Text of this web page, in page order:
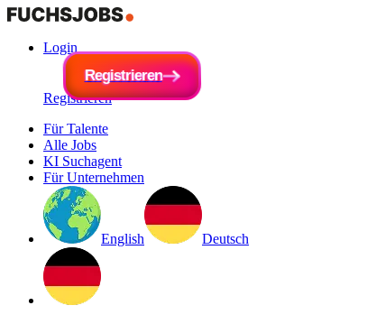
Login
Registrieren
Registrieren
Registrieren
Für Talente
Alle Jobs
KI Suchagent
Für Unternehmen
English Deutsch